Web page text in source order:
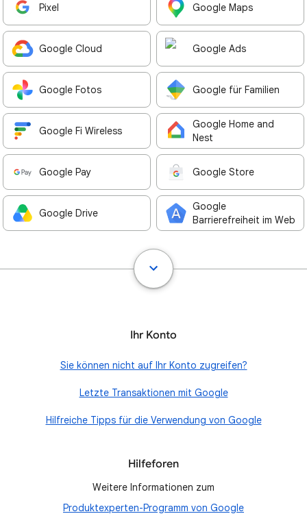
Pixel Google Maps
Google Cloud Google Ads
Google Fotos Google für Familien
Google Fi Wireless
Google Home and
Nest
Google Pay Google Store
Google Drive
Google
Barrierefreiheit im Web
Ihr Konto
Sie können nicht auf Ihr Konto zugreifen?
Letzte Transaktionen mit Google
Hilfreiche Tipps für die Verwendung von Google
Hilfeforen
Weitere Informationen zum
Produktexperten-Programm von Google